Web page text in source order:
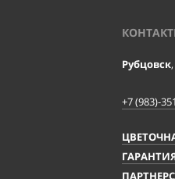
Рубцовск
+7 (983)-